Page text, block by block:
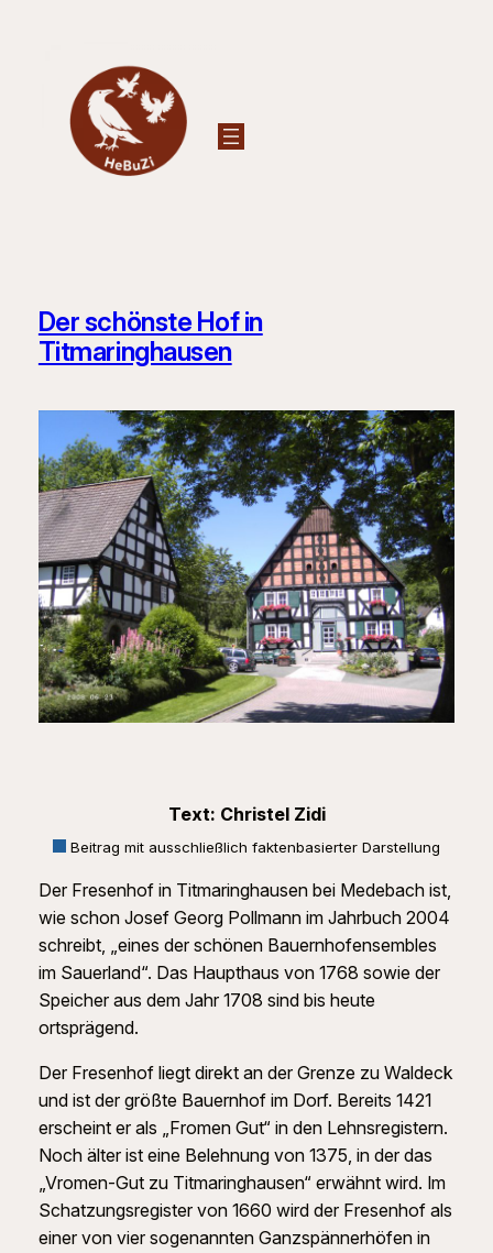
Der schönste Hof in
Titmaringhausen
Text: Christel Zidi
Beitrag mit ausschließlich faktenbasierter Darstellung
Der Fresenhof in Titmaringhausen bei Medebach ist,
wie schon Josef Georg Pollmann im Jahrbuch 2004
schreibt, „eines der schönen Bauernhofensembles
im Sauerland“. Das Haupthaus von 1768 sowie der
Speicher aus dem Jahr 1708 sind bis heute
ortsprägend.
Der Fresenhof liegt direkt an der Grenze zu Waldeck
und ist der größte Bauernhof im Dorf. Bereits 1421
erscheint er als „Fromen Gut“ in den Lehnsregistern.
Noch älter ist eine Belehnung von 1375, in der das
„Vromen-Gut zu Titmaringhausen“ erwähnt wird. Im
Schatzungsregister von 1660 wird der Fresenhof als
einer von vier sogenannten Ganzspännerhöfen in